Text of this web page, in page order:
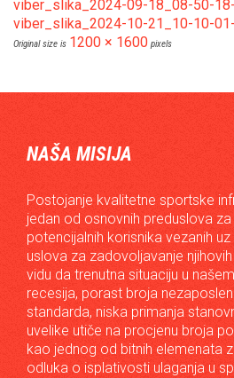
viber_slika_2024-09-18_08-50-
viber_slika_2024-10-21_10-10-
Original size is 1200 × 1600 pixels
NAŠA MISIJA
Postojanje kvalitetne sportske
jedan od osnovnih preduslova
potencijalnih korisnika vezanih
uslova za zadovoljavanje
vidu da trenutna situaciju u
recesija, porast broja
standarda, niska primanja
uvelike utiče na procjenu broja
kao jednog od bitnih elemenata
odluka o isplativosti ulaganja u